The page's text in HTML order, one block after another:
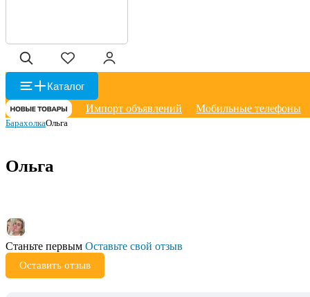
Каталог
Импорт объявлений
Мобильные телефоны
БарахолкаОльга
Ольга
Станьте первым Оставьте свой отзыв
Оставить отзыв